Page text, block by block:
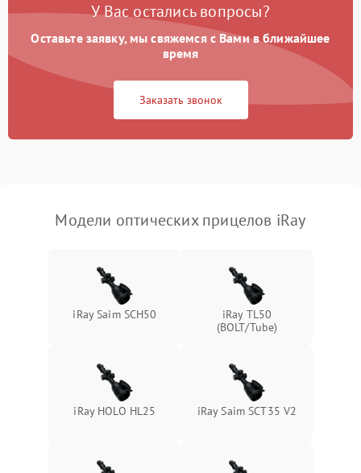
Неисправность системы
перенапряжения
1000 ₽ Подробнее →
Неисправность системы
защиты от замыкания
1000 ₽
защиты от перегрева
У Вас остались вопросы?
Оставьте заявку, мы свяжемся с Вами в ближайшее
время
Заказать звонок
Модели оптических прицелов iRay
iRay Saim SCH50
iRay TL50
(BOLT/Tube)
iRay HOLO HL25 iRay Saim SCT35 V2